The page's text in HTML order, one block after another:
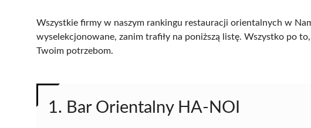
Wszystkie firmy w naszym rankingu restauracji orientalnych w
wyselekcjonowane, zanim trafiły na poniższą listę. Wszystko po
Twoim potrzebom.
1. Bar Orientalny HA-NOI